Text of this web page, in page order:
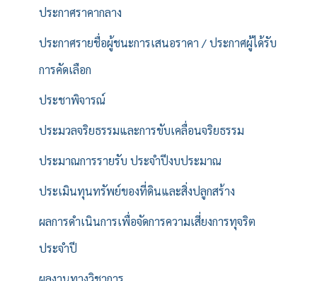
ประกาศราคากลาง
ประกาศรายชื่อผู้ชนะการเสนอราคา / ประกาศผู้ได้รับ
การคัดเลือก
ประชาพิจารณ์
ประมวลจริยธรรมและการขับเคลื่อนจริยธรรม
ประมาณการรายรับ ประจำปีงบประมาณ
ประเมินทุนทรัพย์ของที่ดินและสิ่งปลูกสร้าง
ผลการดำเนินการเพื่อจัดการความเสี่ยงการทุจริต
ประจำปี